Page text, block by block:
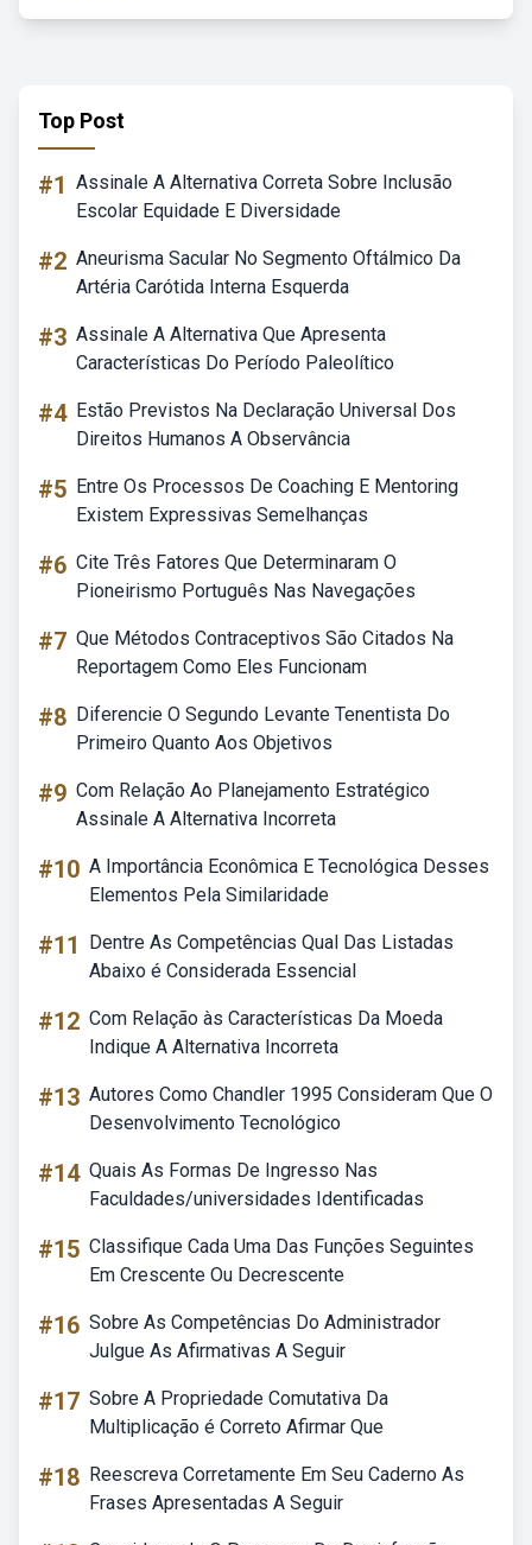
Top Post
#1 Assinale A Alternativa Correta Sobre Inclusão
Escolar Equidade E Diversidade
#2 Aneurisma Sacular No Segmento Oftálmico Da
Artéria Carótida Interna Esquerda
#3 Assinale A Alternativa Que Apresenta
Características Do Período Paleolítico
#4 Estão Previstos Na Declaração Universal Dos
Direitos Humanos A Observância
#5 Entre Os Processos De Coaching E Mentoring
Existem Expressivas Semelhanças
#6 Cite Três Fatores Que Determinaram O
Pioneirismo Português Nas Navegações
#7 Que Métodos Contraceptivos São Citados Na
Reportagem Como Eles Funcionam
#8 Diferencie O Segundo Levante Tenentista Do
Primeiro Quanto Aos Objetivos
#9 Com Relação Ao Planejamento Estratégico
Assinale A Alternativa Incorreta
#10 A Importância Econômica E Tecnológica Desses
Elementos Pela Similaridade
#11
Dentre As Competências Qual Das Listadas
Abaixo é Considerada Essencial
#12 Com Relação às Características Da Moeda
Indique A Alternativa Incorreta
#13 Autores Como Chandler 1995 Consideram Que O
Desenvolvimento Tecnológico
#14 Quais As Formas De Ingresso Nas
Faculdades/universidades Identificadas
#15 Classifique Cada Uma Das Funções Seguintes
Em Crescente Ou Decrescente
#16 Sobre As Competências Do Administrador
Julgue As Afirmativas A Seguir
#17 Sobre A Propriedade Comutativa Da
Multiplicação é Correto Afirmar Que
#18 Reescreva Corretamente Em Seu Caderno As
Frases Apresentadas A Seguir